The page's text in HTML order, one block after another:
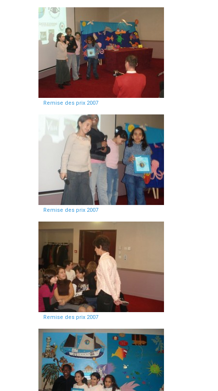
Remise des prix 2007
Remise des prix 2007
Remise des prix 2007